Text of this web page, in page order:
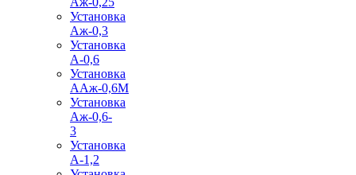
Установка
Аж-0,3
Установка
А-0,6
Установка
ААж-0,6М
Установка
Аж-0,6-
3
Установка
А-1,2